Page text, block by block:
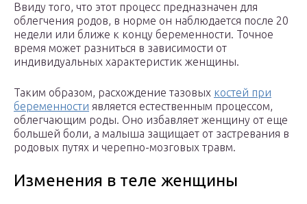
Ввиду того, что этот процесс предназначен для
облегчения родов, в норме он наблюдается после 20
недели или ближе к концу беременности. Точное
время может разниться в зависимости от
индивидуальных характеристик женщины.
Таким образом, расхождение тазовых костей при
беременности является естественным процессом,
облегчающим роды. Оно избавляет женщину от еще
большей боли, а малыша защищает от застревания в
родовых путях и черепно-мозговых травм.
Изменения в теле женщины